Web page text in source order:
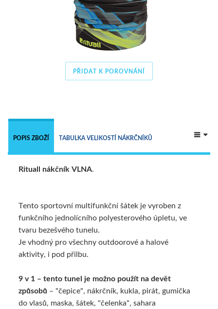
PŘIDAT K POROVNÁNÍ
 
POPIS ZBOŽÍ TABULKA VELIKOSTÍ NÁKRČNÍKŮ
NÁKRČNÍKY - 9 V 1
Rituall nákčník VLNA
Tento sportovní multifunkční šátek je vyroben z
funkčního jednolícního polyesterového úpletu, ve
tvaru bezešvého tunelu.
Je vhodný pro všechny outdoorové a halové
aktivity, i pod přilbu.
9 v 1 – tento tunel je možno použít na devět
způsobů – "čepice", nákrčník, kukla, pirát, gumička
do vlasů, maska, šátek, "čelenka", sahara